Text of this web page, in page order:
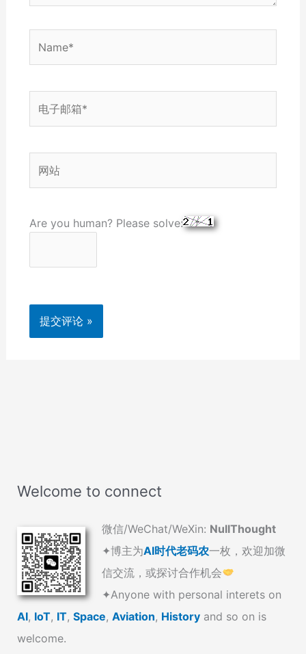
子
箱
站
Are you human? Please solve:
Welcome to connect
微信/WeChat/WeXin: NullThought
✦博主为AI时代老码农一枚，欢迎加微
信交流，或探讨合作机会
✦Anyone with personal interets on
AI, IoT, IT, Space, Aviation, History and so on is
welcome.